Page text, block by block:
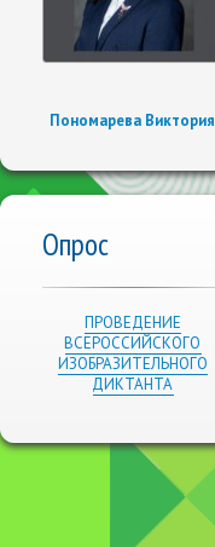
Пономарева Виктория
Опрос
ПРОВЕДЕНИЕ
ВСЕРОССИЙСКОГО
ИЗОБРАЗИТЕЛЬНОГО
ДИКТАНТА